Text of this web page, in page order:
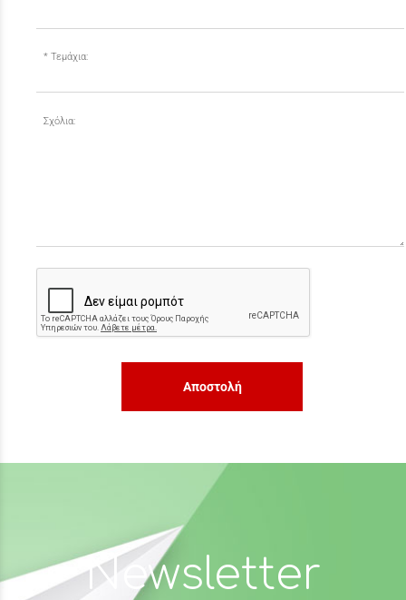
Τεμάχια:
Σχόλια:
Αποστολή
Newsletter